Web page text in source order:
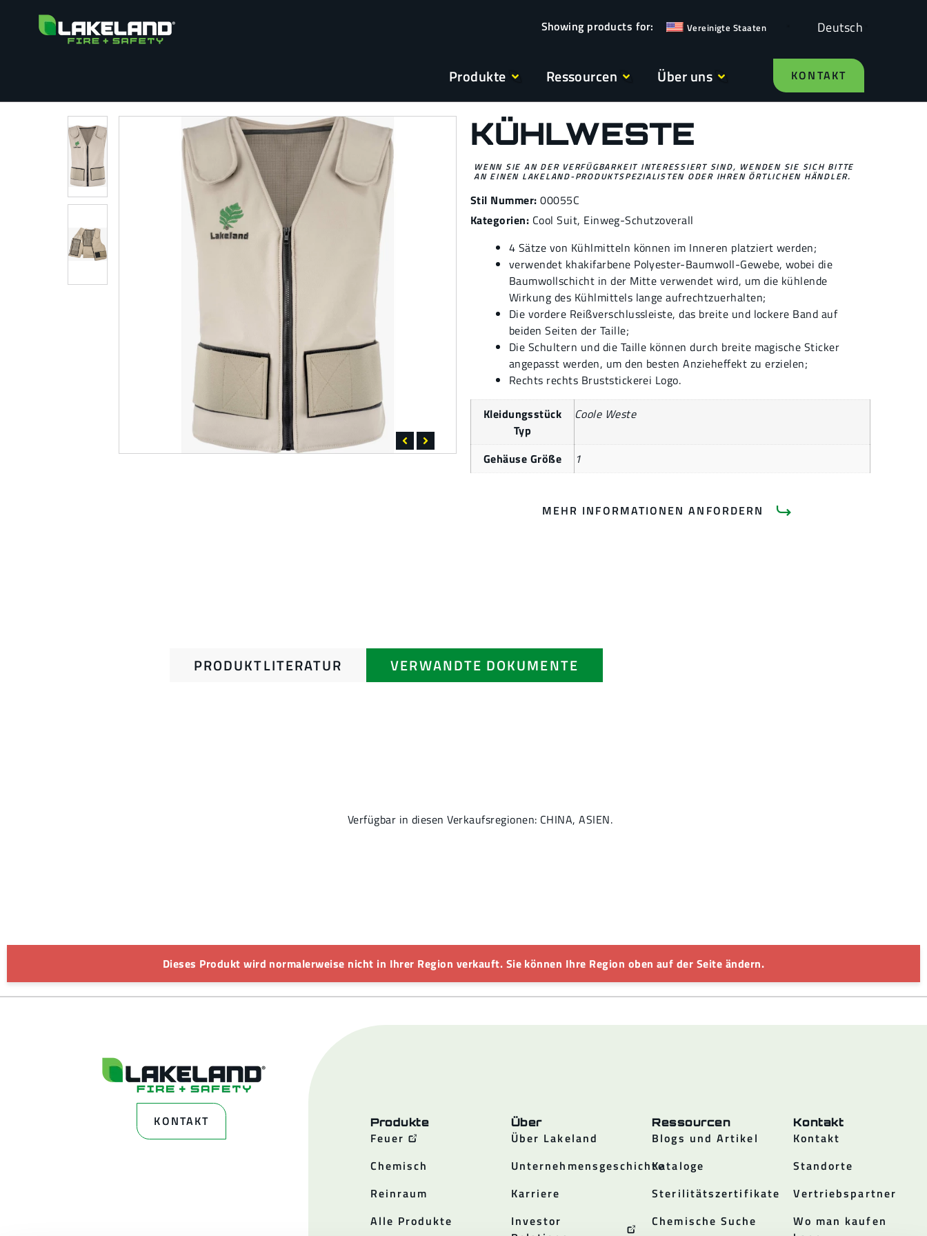
Vereinigte Staaten Deutsch
Produkte Ressourcen Über uns KONTAKT
KÜHLWESTE
WENN SIE AN DER VERFÜGBARKEIT INTERESSIERT SIND, WENDEN SIE SICH BITTE
AN EINEN LAKELAND-PRODUKTSPEZIALISTEN ODER IHREN ÖRTLICHEN HÄNDLER.
Stil Nummer: 00055C
Kategorien: Cool Suit, Einweg-Schutzoverall
4 Sätze von Kühlmitteln können im Inneren platziert werden;
verwendet khakifarbene Polyester-Baumwoll-Gewebe, wobei die
Baumwollschicht in der Mitte verwendet wird, um die kühlende
Wirkung des Kühlmittels lange aufrechtzuerhalten;
Die vordere Reißverschlussleiste, das breite und lockere Band auf
beiden Seiten der Taille;
Die Schultern und die Taille können durch breite magische Sticker
angepasst werden, um den besten Anzieheffekt zu erzielen;
Rechts rechts Bruststickerei Logo.
Kleidungsstück
Typ
Coole Weste
Gehäuse Größe 1
MEHR INFORMATIONEN ANFORDERN
PRODUKTLITERATUR VERWANDTE DOKUMENTE
Verfügbar in diesen Verkaufsregionen: CHINA, ASIEN.
Dieses Produkt wird normalerweise nicht in Ihrer Region verkauft. Sie können Ihre Region oben auf der Seite ändern.
KONTAKT Produkte
Feuer
Chemisch
Reinraum
Alle Produkte
Über
Über Lakeland
Unternehmensgeschichte
Karriere
Investor
Ressourcen
Blogs und Artikel
Kataloge
Sterilitätszertifikate
Chemische Suche
Kontakt
Kontakt
Standorte
Vertriebspartner
Wo man kaufen